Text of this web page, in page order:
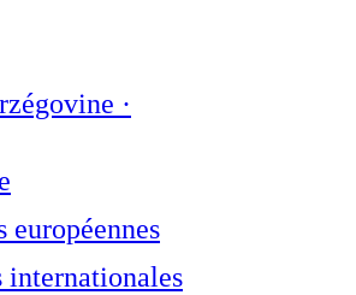
·
européennes
internationales